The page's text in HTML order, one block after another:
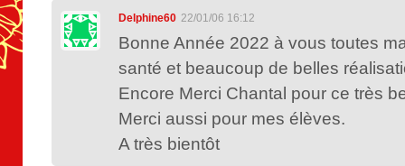
Delphine60 22/01/06 16:12
Bonne Année 2022 à vous toutes
santé et beaucoup de belles
Encore Merci Chantal pour ce très
Merci aussi pour mes élèves.
A très bientôt